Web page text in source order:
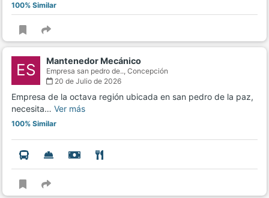
100% Similar
ES Mantenedor Mecánico
Empresa san pedro de.., Concepción
20 de Julio de 2026
Empresa de la octava región ubicada en san pedro de la paz,
necesita… Ver más
100% Similar